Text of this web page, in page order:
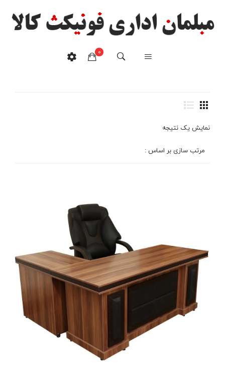
0
میز مدیریت پروفیلدار
خانه /
نمایش یک نتیجه
مرتب سازی بر اساس :